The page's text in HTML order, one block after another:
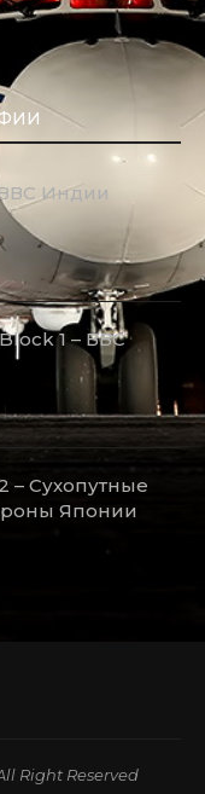
Индии
1 – ВВС
– Сухопутные
Японии
Right Reserved